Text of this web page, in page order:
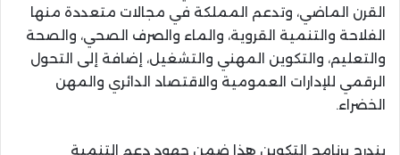
القرن الماضي، وتدعم المملكة في مجالات متعددة منها
الفلاحة والتنمية القروية، والماء والصرف الصحي، والصحة
والتعليم، والتكوين المهني والتشغيل، إضافة إلى التحول
الرقمي للإدارات العمومية والاقتصاد الدائري والمهن
الخضراء.
يندرج برنامج التكوين هذا ضمن جهود دعم التنمية